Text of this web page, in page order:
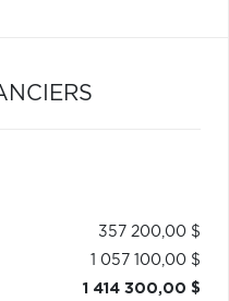
357 200,00 $
1 057 100,00 $
1 414 300,00 $